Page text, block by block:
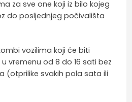
za sve one koji iz bilo kojeg
do posljednjeg počivališta
vozilima koji će biti
vremenu od 8 do 16 sati bez
(otprilike svakih pola sata ili